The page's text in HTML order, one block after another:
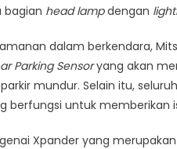
bagian head lampdengan
dalam berkendara,
Parking Sensoryang akan
mundur. Selain itu,
berfungsi untuk memberikan
Xpander yang